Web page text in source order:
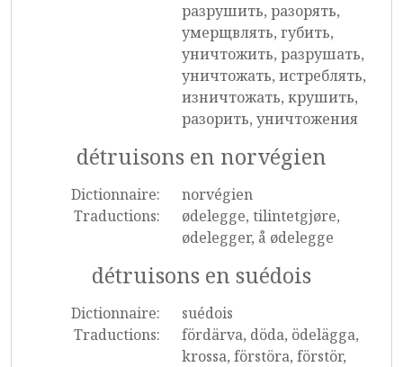
разрушить, разорять,
умерщвлять, губить,
уничтожить, разрушать,
уничтожать, истреблять,
изничтожать, крушить,
разорить, уничтожения
détruisons en norvégien
Dictionnaire:
norvégien
Traductions:
ødelegge, tilintetgjøre,
ødelegger, å ødelegge
détruisons en suédois
Dictionnaire:
suédois
Traductions:
fördärva, döda, ödelägga,
krossa, förstöra, förstör,